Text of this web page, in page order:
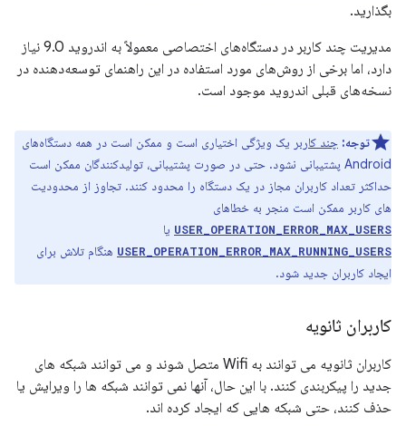
بگذارید.
مدیریت چند کاربر در دستگاه‌های اختصاصی معمولاً به اندروید 9.0 نیاز
دارد، اما برخی از روش‌های مورد استفاده در این راهنمای توسعه‌دهنده در
نسخه‌های قبلی اندروید موجود است.
توجه: چند کاربر یک ویژگی اختیاری است و ممکن است در همه دستگاه‌های
Android پشتیبانی نشود. حتی در صورت پشتیبانی، تولیدکنندگان ممکن است
حداکثر تعداد کاربران مجاز در یک دستگاه را محدود کنند. تجاوز از محدودیت
های کاربر ممکن است منجر به خطاهای
USER_OPERATION_ERROR_MAX_USERS یا
USER_OPERATION_ERROR_MAX_RUNNING_USERS هنگام تلاش برای
ایجاد کاربران جدید شود.
کاربران ثانویه
کاربران ثانویه می توانند به Wifi متصل شوند و می توانند شبکه های
جدید را پیکربندی کنند. با این حال، آنها نمی توانند شبکه ها را ویرایش یا
حذف کنند، حتی شبکه هایی که ایجاد کرده اند.